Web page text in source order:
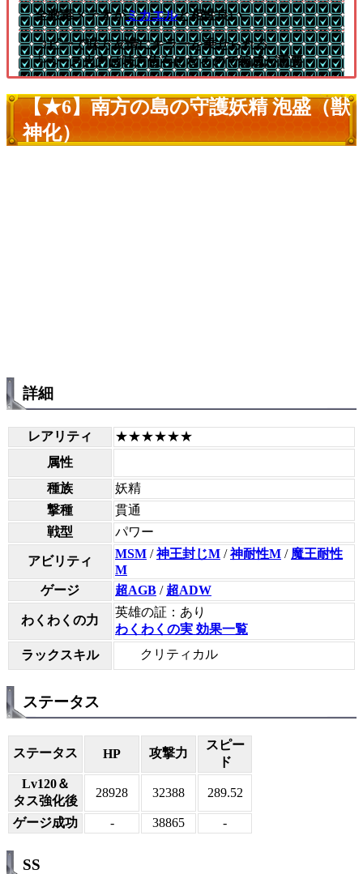
全敵毒メテオがミカエルと相性良い
コピーで味方友情にキラーを乗せられる
└ベース火力は味方依存になるので編成が重要
【★6】南方の島の守護妖精 泡盛（獣
神化）
詳細
レアリティ
★★★★★★
属性
種族
妖精
撃種
貫通
戦型
パワー
アビリティ
MSM /神王封じM /神耐性M / 魔王耐性
M
ゲージ
超AGB / 超ADW
わくわくの力
英雄の証：あり
わくわくの実 効果一覧
ラックスキル
クリティカル
ステータス
ステータス HP 攻撃力
スピー
ド
Lv120＆
タス強化後
28928 32388 289.52
ゲージ成功 - 38865 -
SS